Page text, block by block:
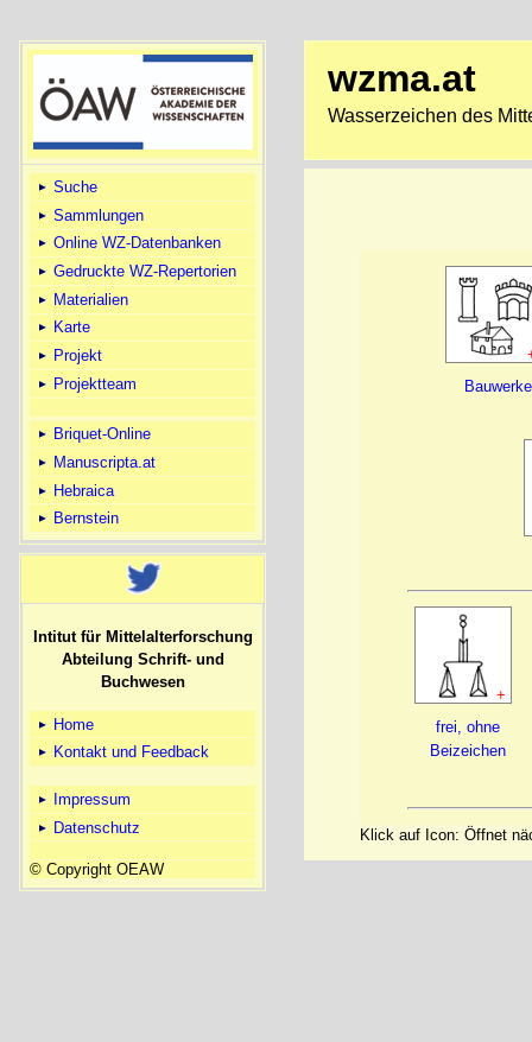
Suche
Sammlungen
Online WZ-Datenbanken
Gedruckte WZ-Repertorien
Materialien
Karte
Projekt
Projektteam
Briquet-Online
Manuscripta.at
Hebraica
Bernstein
Intitut für Mittelalterforschung
Abteilung Schrift- und
Buchwesen
Home
Kontakt und Feedback
Impressum
Datenschutz
© Copyright OEAW
wzma.at
Wasserzeichen des
Bauwerke
+
frei, ohne
Beizeichen
Klick auf Icon: Öffnet